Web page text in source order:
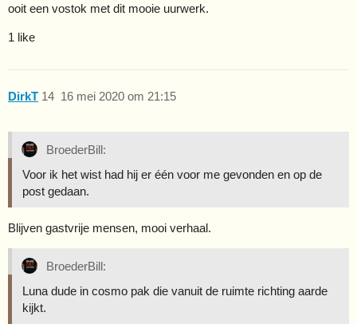
ooit een vostok met dit mooie uurwerk.
1 like
DirkT 16 mei 2020 om 21:15
14
BroederBill:
Voor ik het wist had hij er één voor me gevonden en op de
post gedaan.
Blijven gastvrije mensen, mooi verhaal.
BroederBill:
Luna dude in cosmo pak die vanuit de ruimte richting aarde
kijkt.